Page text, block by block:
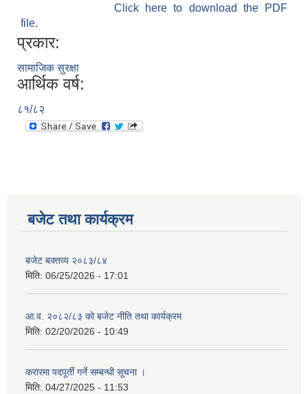
Click here to download the PDF
file.
प्रकार:
सामाजिक सुरक्षा
आर्थिक वर्ष:
८१/८२
बजेट तथा कार्यक्रम
बजेट बक्तव्य २०८३/८४
मिति: 06/25/2026 - 17:01
आ.व. २०८२/८३ को बजेट नीति तथा कार्यक्रम
मिति: 02/20/2026 - 10:49
करारमा पदपूर्ती गर्ने सम्बन्धी सूचना ।
मिति: 04/27/2025 - 11:53